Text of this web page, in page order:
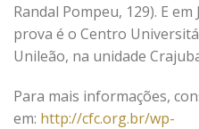
Randal Pompeu, 129). E
prova é o Centro
Unileão, na unidade
Para mais informações,
em: http://cfc.org.br/wp-